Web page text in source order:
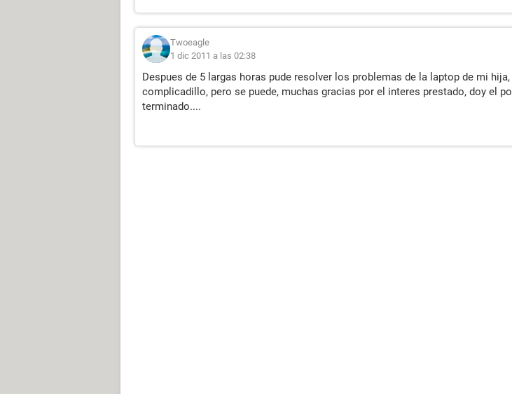
Twoeagle
1 dic 2011 a las 02:38
Despues de 5 largas horas pude resolver los problemas de la laptop de mi hija,
complicadillo, pero se puede, muchas gracias por el interes prestado, doy el
terminado....